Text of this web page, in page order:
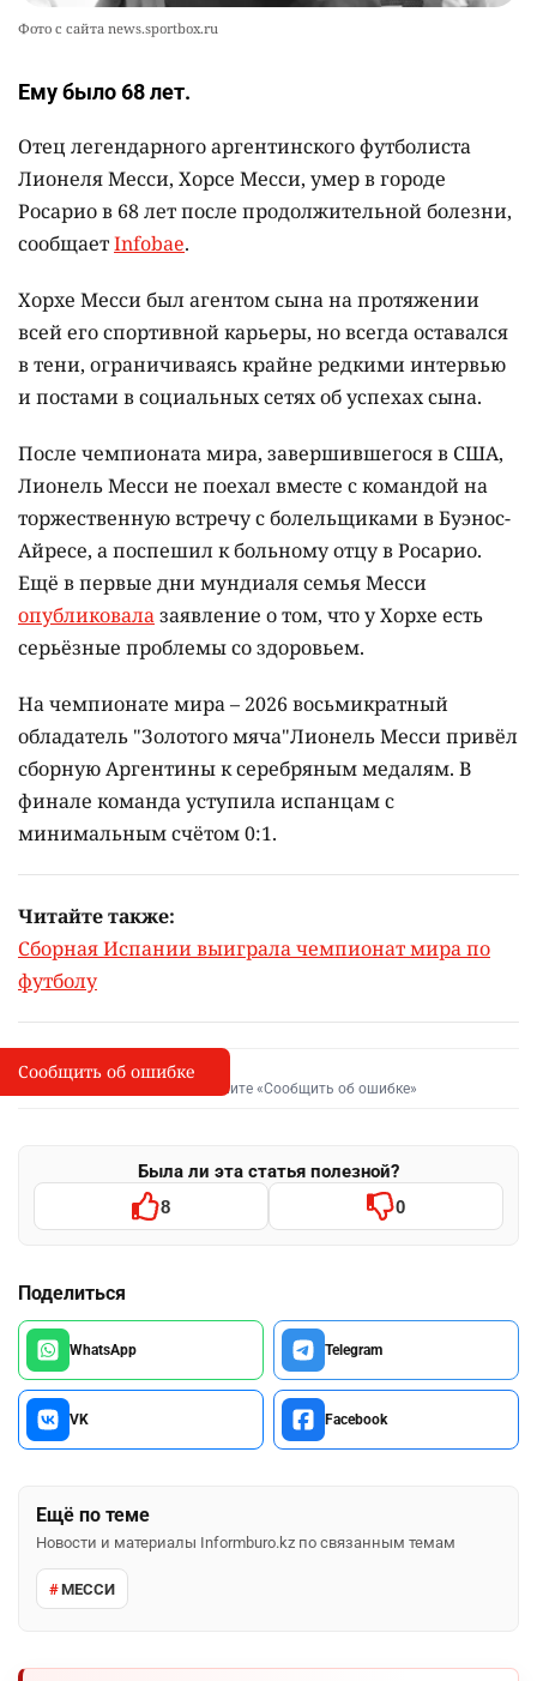
Фото с сайта news.sportbox.ru
Ему было 68 лет.
Отец легендарного аргентинского футболиста
Лионеля Месси, Хорсе Месси, умер в городе
Росарио в 68 лет после продолжительной болезни,
сообщаетInfobae.
Хорхе Месси был агентом сына на протяжении
всей его спортивной карьеры, но всегда оставался
в тени, ограничиваясь крайне редкими интервью
и постами в социальных сетях об успехах сына.
После чемпионата мира, завершившегося в США,
Лионель Месси не поехал вместе с командой на
торжественную встречу с болельщиками в Буэнос-
Айресе, а поспешил к больному отцу в Росарио.
Ещё в первые дни мундиаля семья Месси
опубликовалазаявление о том, что у Хорхе есть
серьёзные проблемы со здоровьем.
На чемпионате мира – 2026 восьмикратный
обладатель "Золотого мяча"Лионель Месси привёл
сборную Аргентины к серебряным медалям. В
финале команда уступила испанцам с
минимальным счётом 0:1.
Читайте также:
Сборная Испании выиграла чемпионат мира по
футболу
I
Сообщить об опечатке
Выделите фрагмент и нажмите «Сообщить об ошибке»
Была ли эта статья полезной?
8 0
Поделиться
WhatsApp Telegram
VK Facebook
Ещё по теме
Новости и материалы Informburo.kz по связанным темам
МЕССИ
Сообщить об ошибке